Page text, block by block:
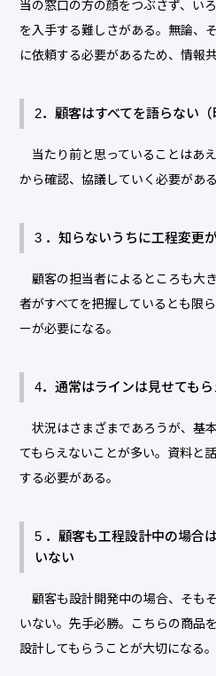
当の窓口の方の顔をつぶさず、い
を入手する難しさがある。無論、
に依頼する必要があるため、情報
2．顧客はすべてを語らない（
当たり前と思っていることはあ
から確認、協議していく必要がある
3 ．知らないうちに工程変更
顧客の担当者によるところも大
者がすべてを把握しているとも限
ーが必要になる。
4．通常はラインは見せても
状況はさまざまであろうが、基
てもらえないことが多い。資料と
する必要がある。
5 ．顧客も工程設計中の場合
いない
顧客も設計開発中の場合、そも
いない。先手必勝。こちらの商品
設計してもらうことが大切になる。